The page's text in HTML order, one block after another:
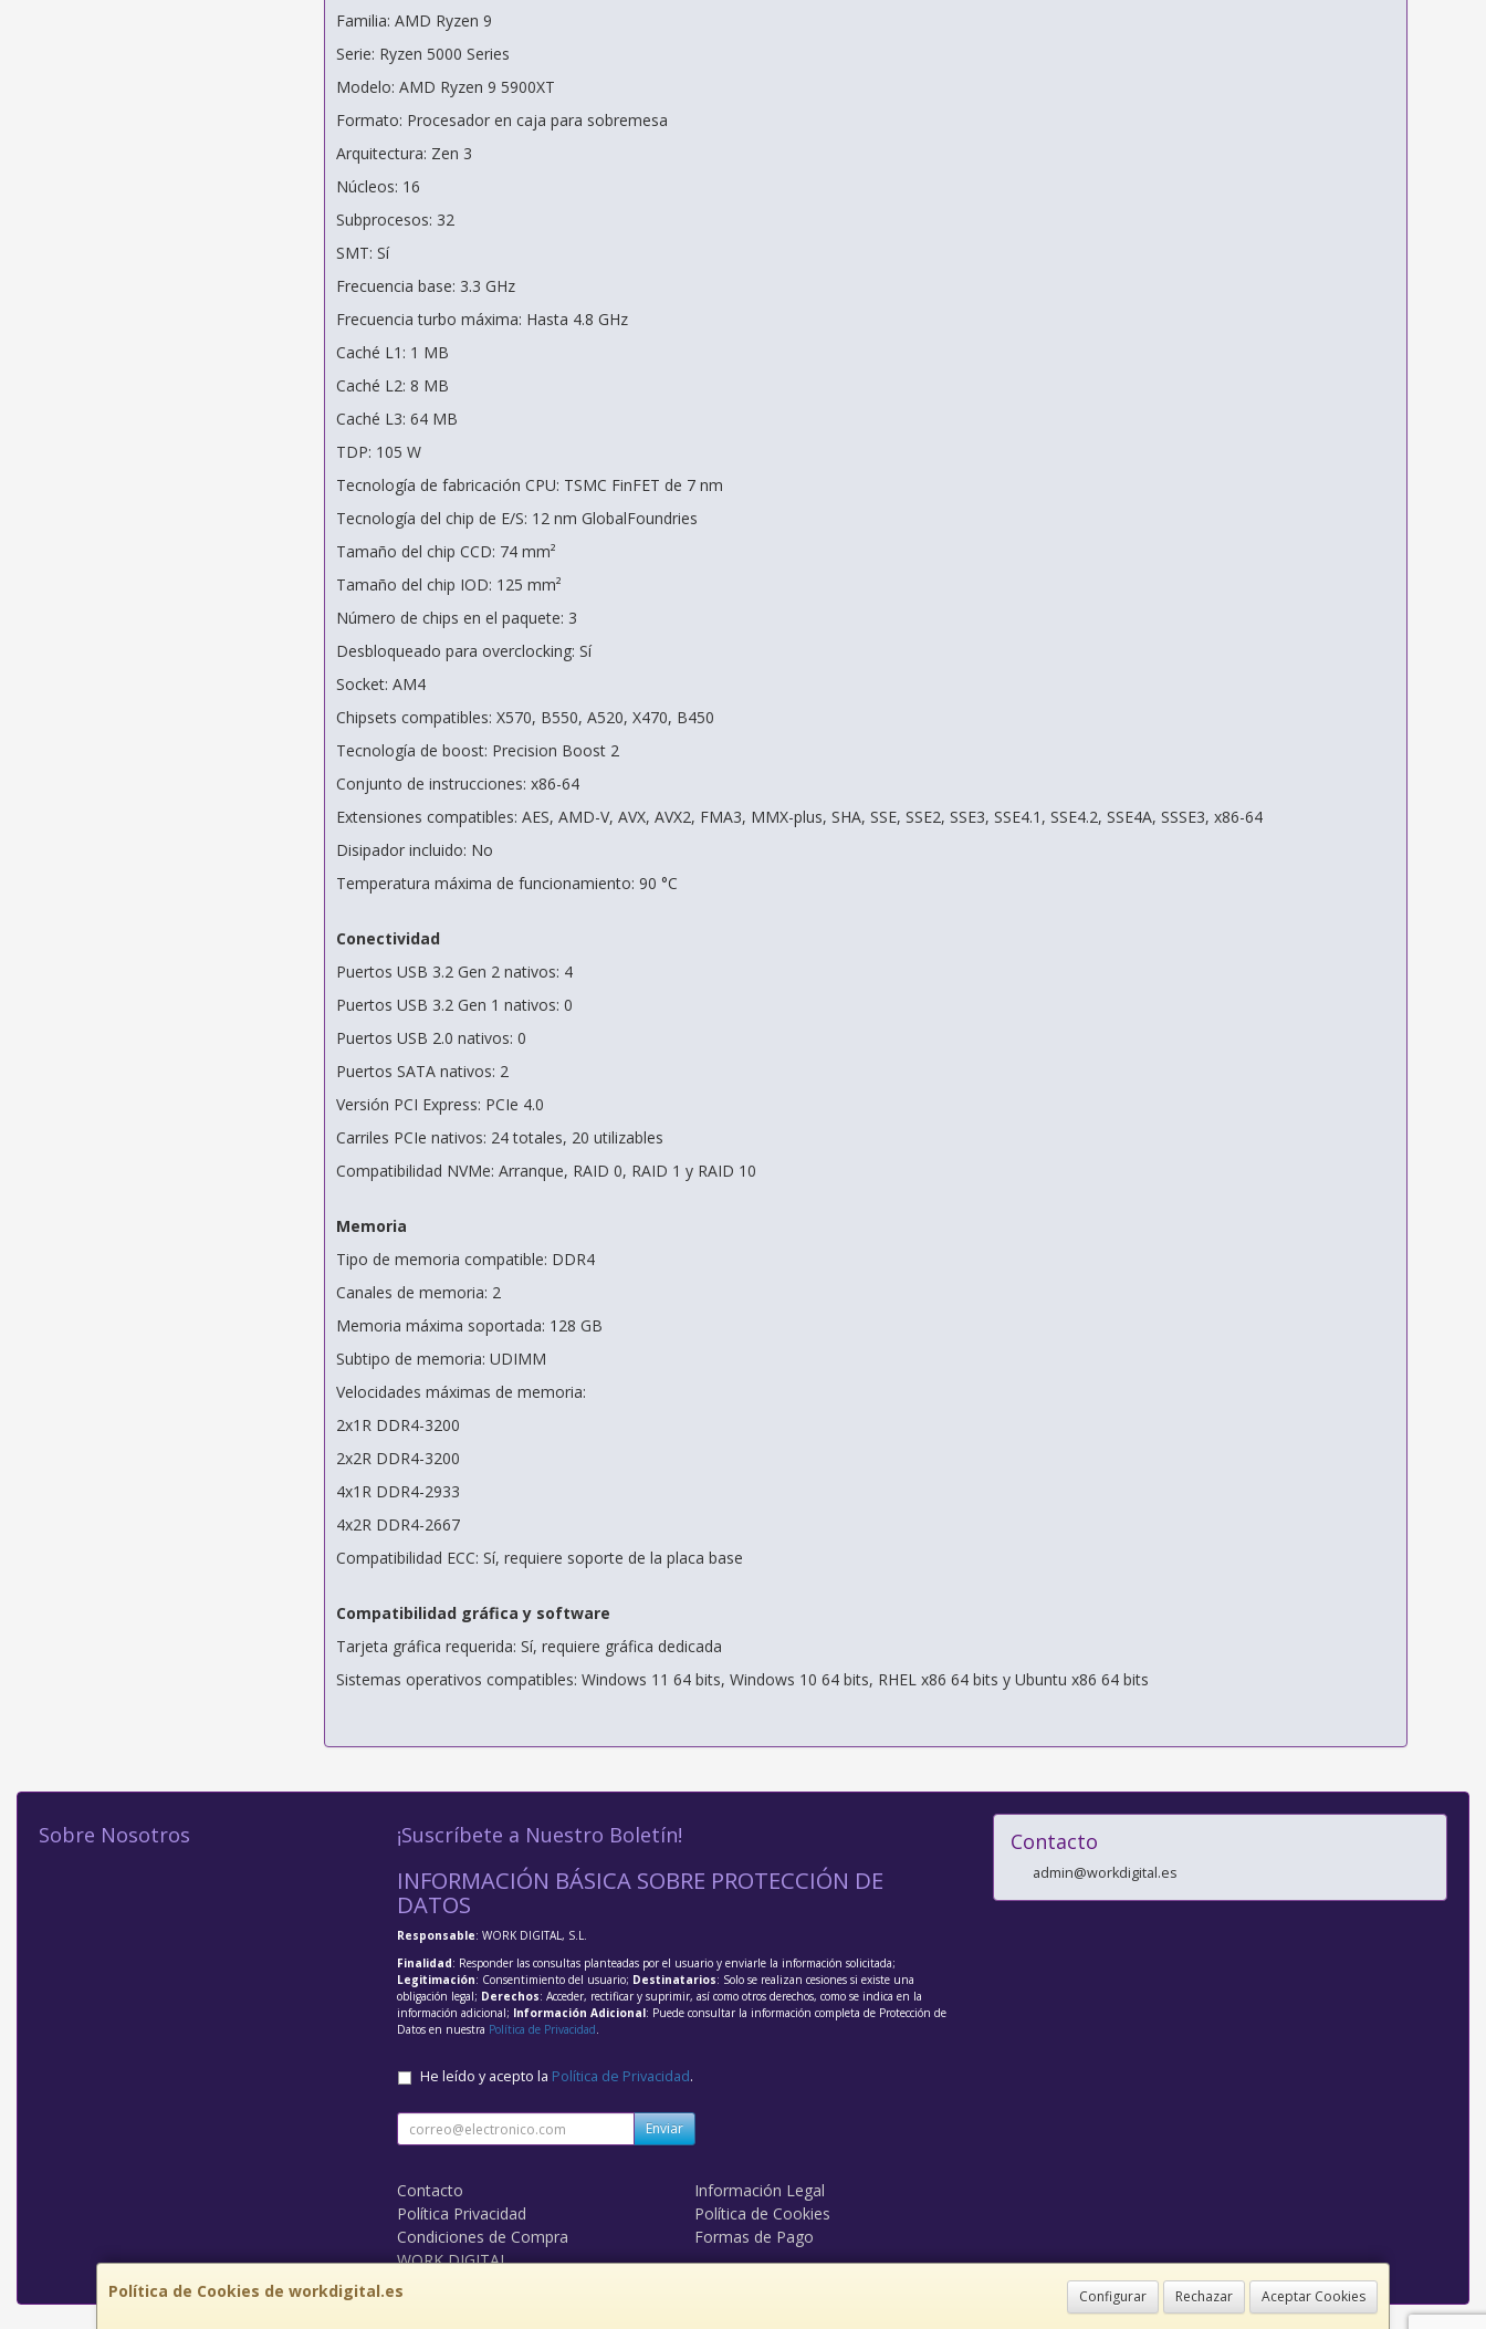
Familia: AMD Ryzen 9
Serie: Ryzen 5000 Series
Modelo: AMD Ryzen 9 5900XT
Formato: Procesador en caja para sobremesa
Arquitectura: Zen 3
Núcleos: 16
Subprocesos: 32
SMT: Sí
Frecuencia base: 3.3 GHz
Frecuencia turbo máxima: Hasta 4.8 GHz
Caché L1: 1 MB
Caché L2: 8 MB
Caché L3: 64 MB
TDP: 105 W
Tecnología de fabricación CPU: TSMC FinFET de 7 nm
Tecnología del chip de E/S: 12 nm GlobalFoundries
Tamaño del chip CCD: 74 mm²
Tamaño del chip IOD: 125 mm²
Número de chips en el paquete: 3
Desbloqueado para overclocking: Sí
Socket: AM4
Chipsets compatibles: X570, B550, A520, X470, B450
Tecnología de boost: Precision Boost 2
Conjunto de instrucciones: x86-64
Extensiones compatibles: AES, AMD-V, AVX, AVX2, FMA3, MMX-plus, SHA, SSE, SSE2, SSE3, SSE4.1, SSE4.2, SSE4A, SSSE3, x86-64
Disipador incluido: No
Temperatura máxima de funcionamiento: 90 °C
Conectividad
Puertos USB 3.2 Gen 2 nativos: 4
Puertos USB 3.2 Gen 1 nativos: 0
Puertos USB 2.0 nativos: 0
Puertos SATA nativos: 2
Versión PCI Express: PCIe 4.0
Carriles PCIe nativos: 24 totales, 20 utilizables
Compatibilidad NVMe: Arranque, RAID 0, RAID 1 y RAID 10
Memoria
Tipo de memoria compatible: DDR4
Canales de memoria: 2
Memoria máxima soportada: 128 GB
Subtipo de memoria: UDIMM
Velocidades máximas de memoria:
2x1R DDR4-3200
2x2R DDR4-3200
4x1R DDR4-2933
4x2R DDR4-2667
Compatibilidad ECC: Sí, requiere soporte de la placa base
Compatibilidad gráfica y software
Tarjeta gráfica requerida: Sí, requiere gráfica dedicada
Sistemas operativos compatibles: Windows 11 64 bits, Windows 10 64 bits, RHEL x86 64 bits y Ubuntu x86 64 bits
Política de Cookies de workdigital.es Configurar Rechazar Aceptar Cookies
Sobre Nosotros ¡Suscríbete a Nuestro Boletín!
INFORMACIÓN BÁSICA SOBRE PROTECCIÓN DE
DATOS
Responsable: WORK DIGITAL, S.L.
Finalidad: Responder las consultas planteadas por el usuario y enviarle la información solicitada;
Legitimación: Consentimiento del usuario; Destinatarios: Solo se realizan cesiones si existe una
obligación legal; Derechos: Acceder, rectificar y suprimir, así como otros derechos, como se indica en la
información adicional; Información Adicional: Puede consultar la información completa de Protección de
Datos en nuestra Política de Privacidad.
He leído y acepto la Política de Privacidad.
Enviar
Contacto
Información Legal
Política Privacidad
Política de Cookies
Condiciones de Compra
Formas de Pago
WORK DIGITAL
Contacto
admin@workdigital.es